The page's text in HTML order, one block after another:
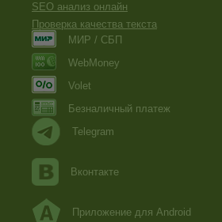
SEO анализ онлайн
Проверка качества текста
МИР / СБП
WebMoney
Volet
Безналичный платеж
Telegram
Вконтакте
Приложение для Android